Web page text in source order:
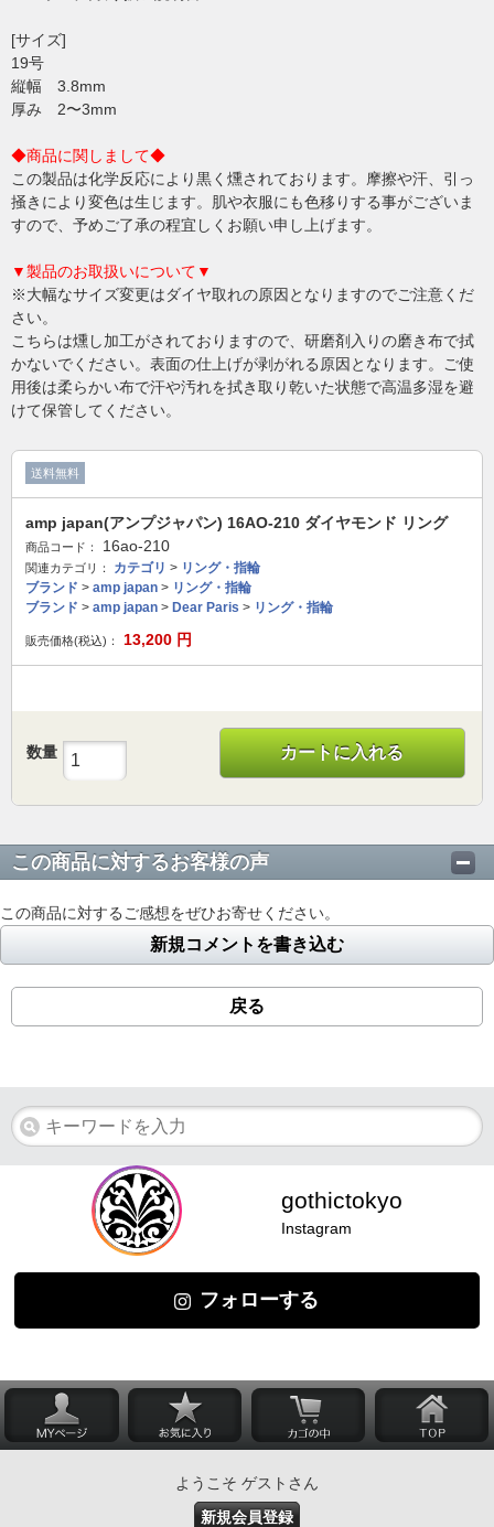
[サイズ]
19号
縦幅 3.8mm
厚み 2〜3mm
◆商品に関しまして◆
この製品は化学反応により黒く燻されております。摩擦や汗、引っ
掻きにより変色は生じます。肌や衣服にも色移りする事がございま
すので、予めご了承の程宜しくお願い申し上げます。
▼製品のお取扱いについて▼
※大幅なサイズ変更はダイヤ取れの原因となりますのでご注意くだ
さい。
こちらは燻し加工がされておりますので、研磨剤入りの磨き布で拭
かないでください。表面の仕上げが剥がれる原因となります。ご使
用後は柔らかい布で汗や汚れを拭き取り乾いた状態で高温多湿を避
けて保管してください。
送料無料
amp japan(アンプジャパン) 16AO-210 ダイヤモンド リング
商品コード： 16ao-210
関連カテゴリ： カテゴリ > リング・指輪
ブランド > amp japan > リング・指輪
ブランド > amp japan > Dear Paris > リング・指輪
販売価格(税込)： 13,200 円
数量 カートに入れる
この商品に対するお客様の声
この商品に対するご感想をぜひお寄せください。
新規コメントを書き込む
戻る
gothictokyo
Instagram
フォローする
ようこそ ゲストさん
新規会員登録